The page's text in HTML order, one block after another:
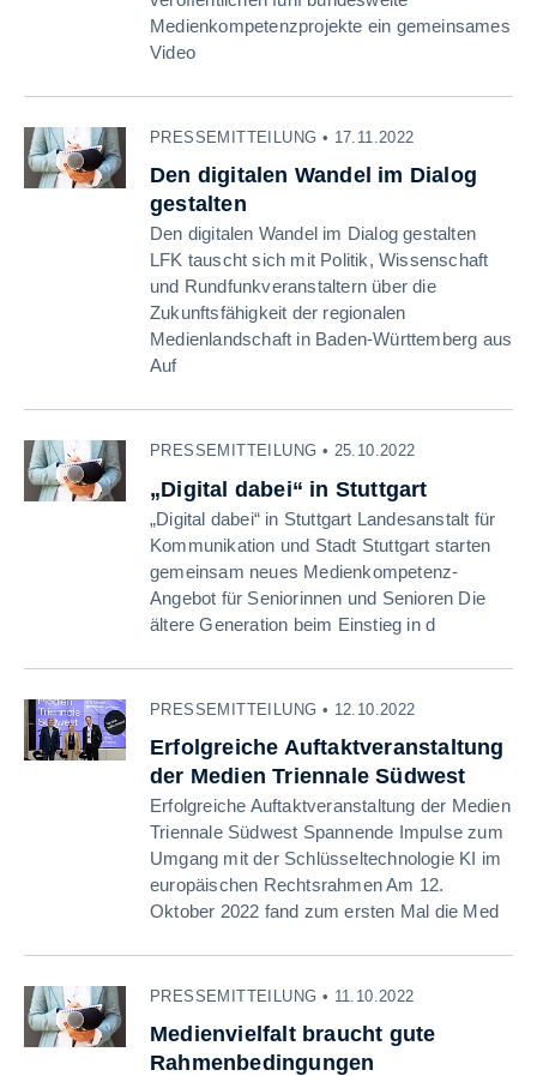
Medienkompetenzprojekte ein gemeinsames
Video
PRESSEMITTEILUNG • 17.11.2022
Den digitalen Wandel im Dialog
gestalten
Den digitalen Wandel im Dialog gestalten
LFK tauscht sich mit Politik, Wissenschaft
und Rundfunkveranstaltern über die
Zukunftsfähigkeit der regionalen
Medienlandschaft in Baden-Württemberg aus
Auf
PRESSEMITTEILUNG • 25.10.2022
„Digital dabei“ in Stuttgart
„Digital dabei“ in Stuttgart Landesanstalt für
Kommunikation und Stadt Stuttgart starten
gemeinsam neues Medienkompetenz-
Angebot für Seniorinnen und Senioren Die
ältere Generation beim Einstieg in d
PRESSEMITTEILUNG • 12.10.2022
Erfolgreiche Auftaktveranstaltung
der Medien Triennale Südwest
Erfolgreiche Auftaktveranstaltung der Medien
Triennale Südwest Spannende Impulse zum
Umgang mit der Schlüsseltechnologie KI im
europäischen Rechtsrahmen Am 12.
Oktober 2022 fand zum ersten Mal die Med
PRESSEMITTEILUNG • 11.10.2022
Medienvielfalt braucht gute
Rahmenbedingungen